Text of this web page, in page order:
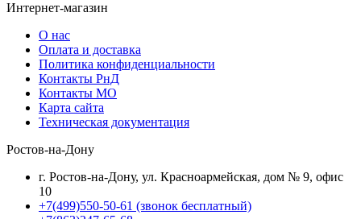
Интернет-магазин
О нас
Оплата и доставка
Политика конфиденциальности
Контакты РнД
Контакты МО
Карта сайта
Техническая документация
Ростов-на-Дону
г. Ростов-на-Дону, ул. Красноармейская, дом № 9, офис
10
+7(499)550-50-61 (звонок бесплатный)